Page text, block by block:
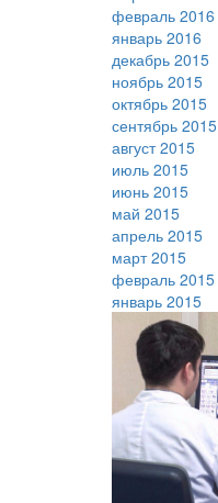
февраль 2016
январь 2016
декабрь 2015
ноябрь 2015
октябрь 2015
сентябрь 2015
август 2015
июль 2015
июнь 2015
май 2015
апрель 2015
март 2015
февраль 2015
январь 2015